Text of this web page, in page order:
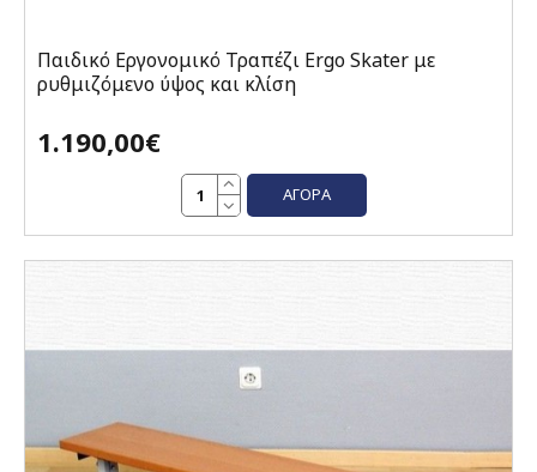
Παιδικό Εργονομικό Τραπέζι Ergo Skater με
ρυθμιζόμενο ύψος και κλίση
1.190,00€
ΑΓΟΡΆ